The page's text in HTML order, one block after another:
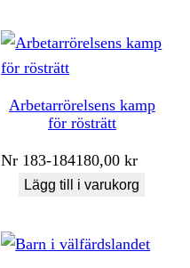
Arbetarrörelsens kamp
för rösträtt
Nr 183-184180,00kr
Lägg till i varukorg